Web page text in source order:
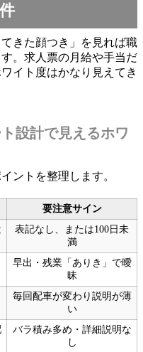
きた顔つき」を見れば職
。求人票の月給や手当だ
イト度はかなり見えてき
設計で見えるホワ
ントを整理します。
要注意サイン
表記なし、または100日未
満
早出・残業「ありき」で曖
昧
毎回配車が変わり説明が薄
い
バラ積み多め・詳細説明な
し